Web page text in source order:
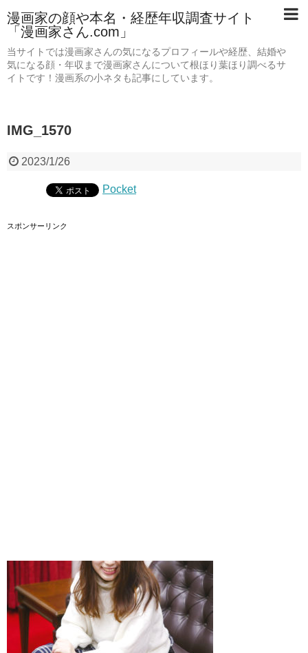
漫画家の顔や本名・経歴年収調査サイト
「漫画家さん.com」
当サイトでは漫画家さんの気になるプロフィールや経歴、結婚や
気になる顔・年収まで漫画家さんについて根ほり葉ほり調べるサ
イトです！漫画系の小ネタも記事にしています。
IMG_1570
2023/1/26
Pocket
スポンサーリンク